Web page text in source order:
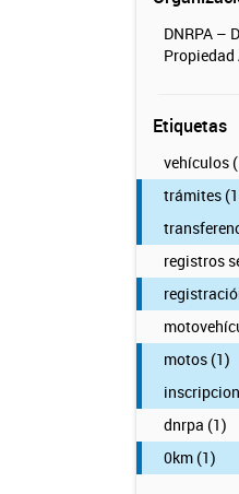
DNRPA –
Etiquetas
vehículos
trámites
registros
motos (1)
dnrpa (1)
0km (1)